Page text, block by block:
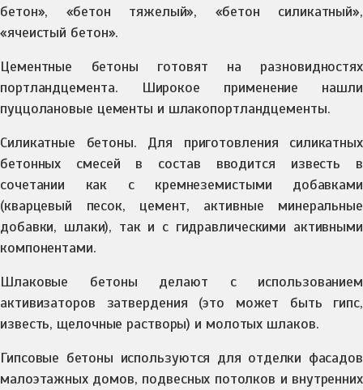
бетон», «бетон тяжелый», «бетон силикатный»,
«ячеистый бетон».
Цементные бетоны готовят на разновидностях
портландцемента. Широкое применение нашли
пуццолановые цементы и шлакопортландцементы.
Силикатные бетоны. Для приготовления силикатных
бетонных смесей в состав вводится известь в
сочетании как с кремнеземистыми добавками
(кварцевый песок, цемент, активные минеральные
добавки, шлаки), так и с гидравлическими активными
компонентами.
Шлаковые бетоны делают с использованием
активизаторов затвердения (это может быть гипс,
известь, щелочные растворы) и молотых шлаков.
Гипсовые бетоны используются для отделки фасадов
малоэтажных домов, подвесных потолков и внутренних